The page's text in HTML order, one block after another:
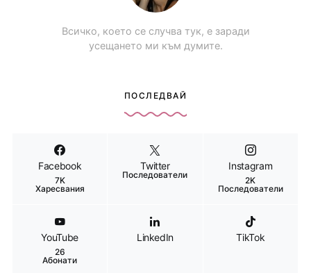
Всичко, което се случва тук, е заради
усещането ми към думите.
ПОСЛЕДВАЙ
Facebook
7K
Харесвания
Twitter
Последователи
Instagram
2K
Последователи
YouTube
26
Абонати
LinkedIn TikTok